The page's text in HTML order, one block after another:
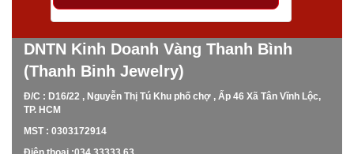
DNTN Kinh Doanh Vàng Thanh Bình
(Thanh Binh Jewelry)
Đ/C : D16/22 , Nguyễn Thị Tú Khu phố chợ , Ấp 46 Xã Tân Vĩnh Lộc,
TP. HCM
MST : 0303172914